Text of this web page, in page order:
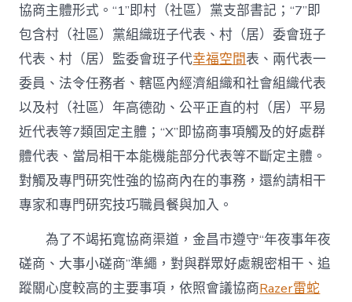
協商主體形式。“1”即村（社區）黨支部書記；“7”即
包含村（社區）黨組織班子代表、村（居）委會班子
代表、村（居）監委會班子代幸福空間表、兩代表一
委員、法令任務者、轄區內經濟組織和社會組織代表
以及村（社區）年高德劭、公平正直的村（居）平易
近代表等7類固定主體；“X”即協商事項觸及的好處群
體代表、當局相干本能機能部分代表等不斷定主體。
對觸及專門研究性強的協商內在的事務，還約請相干
專家和專門研究技巧職員餐與加入。
為了不竭拓寬協商渠道，金昌市遵守“年夜事年夜
磋商、大事小磋商”準繩，對與群眾好處親密相干、追
蹤關心度較高的主要事項，依照會議協商Razer雷蛇